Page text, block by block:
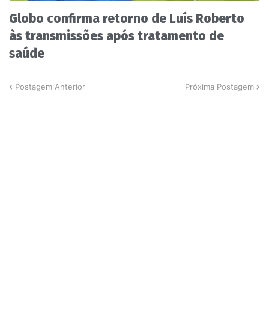
Globo confirma retorno de Luís Roberto
às transmissões após tratamento de
saúde
Postagem Anterior Próxima Postagem